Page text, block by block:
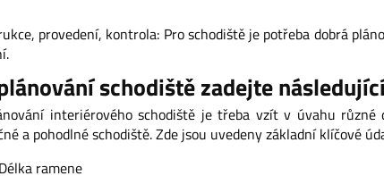
provedení, kontrola: Pro schodiště je potřeba dobrá
schodiště zadejte
interiérového schodiště je třeba vzít v úvahu
a pohodlné schodiště. Zde jsou uvedeny základní klíčové
Délka ramene